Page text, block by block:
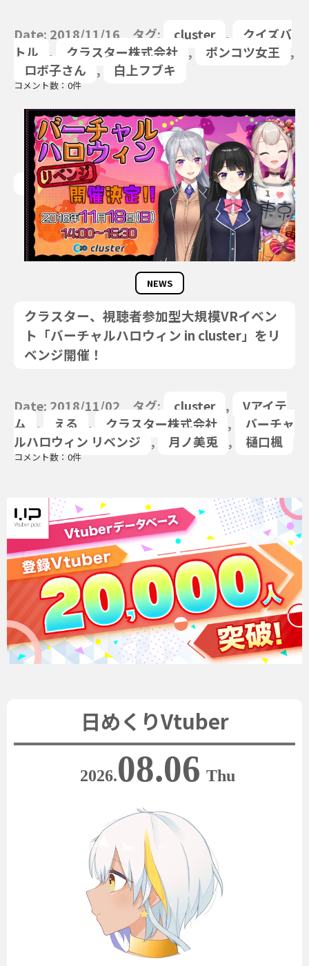
Date: 2018/11/16 タグ: cluster ,
クイズバ
トル
, クラスター株式会社 , ポンコツ女王
,
ロボ子さん
, 白上フブキ
コメント数：0件
NEWS
クラスター、視聴者参加型大規模VRイベン
ト「バーチャルハロウィン in cluster」をリ
ベンジ開催！
Date: 2018/11/02 タグ: cluster ,
Vアイテ
ム
, える , クラスター株式会社 ,
バーチャ
ルハロウィン リベンジ
, 月ノ美兎 , 樋口楓
コメント数：0件
日めくりVtuber
2026.08.06 Thu